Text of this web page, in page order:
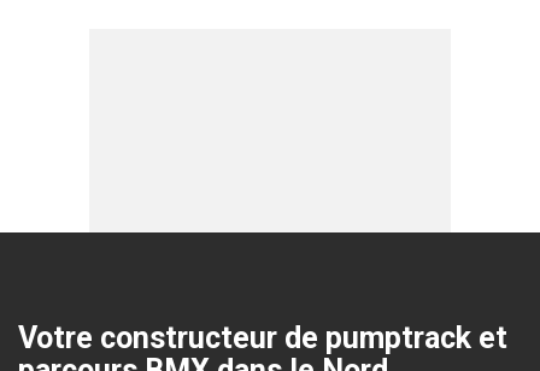
Votre constructeur de pumptrack et